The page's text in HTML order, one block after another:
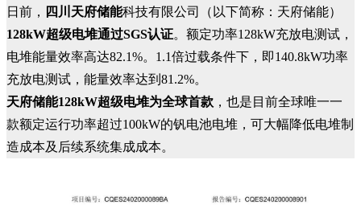
日前， 四川天府储能科技有限公司（以下简称：天府储能）
128kW超级电堆通过SGS认证。额定功率128kW充放电测试，
电堆能量效率高达82.1%。1.1倍过载条件下，即140.8kW功率
充放电测试，能量效率达到81.2%。
天府储能128kW超级电堆为全球首款 ，也是目前全球唯一一
款额定运行功率超过100kW的钒电池电堆，可大幅降低电堆制
造成本及后续系统集成成本。